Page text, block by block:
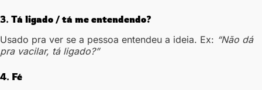
3. Tá ligado / tá me entendendo?
Usado pra ver se a pessoa entendeu a ideia. Ex: “Não dá
pra vacilar, tá ligado?”
4. Fé